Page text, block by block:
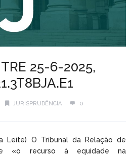
25-6-2025,
JURISPRUDÊNCIA 0
Leite) O Tribunal da Relação de
«o recurso à equidade na